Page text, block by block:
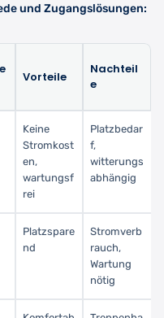
und Zugangslösungen:
Vorteile
Nachteil
e
Keine
Stromkost
en,
wartungsf
rei
Platzbedar
f,
witterungs
abhängig
Platzspare
nd
Stromverb
rauch,
Wartung
nötig